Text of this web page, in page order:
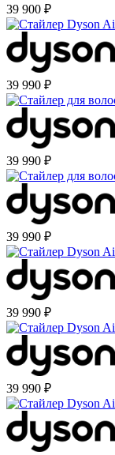
39 900 ₽
39 990 ₽
39 990 ₽
39 990 ₽
39 990 ₽
39 990 ₽